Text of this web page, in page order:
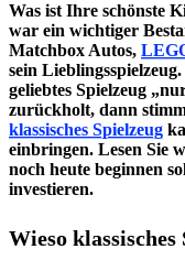
Was ist Ihre schönste
war ein wichtiger
Matchbox Autos,
sein
geliebtes Spielzeug
zurückholt, dann
klassisches Spielzeug
einbringen. Lesen Sie
noch heute beginnen
investieren.
Wieso klassisches